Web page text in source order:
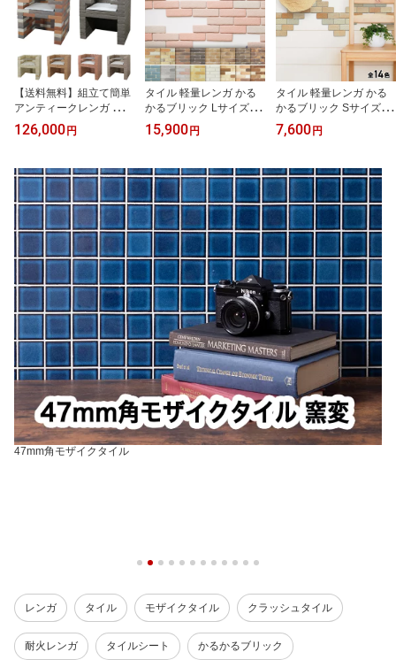
【送料無料】組立て簡単
アンティークレンガ バー
ベキュー炉 ムライト質棚
板・網付 バーベキュー炉
を使用しなくても組立て
ができます
126,000 円
タイル 軽量レンガ かる
かるブリック Lサイズ 11
5枚+予備5枚 レンガ タイ
ル 壁紙 DIY リフォーム
ン カフェ ヴィンテージ
男前 インテリア キッチ
ン エクステリア 壁
15,900 円
タイル 軽量レンガ かる
かるブリック Sサイズ 10
0枚入両面テープ付 日本
製 壁紙 シール レンガ調
美濃焼 キッチン カウン
ター トイレ 玄関 壁 猫 爪
とぎ DIY
7,600 円
47mm角モザイクタイル
レンガ タイル モザイクタイル クラッシュタイル
耐火レンガ タイルシート かるかるブリック